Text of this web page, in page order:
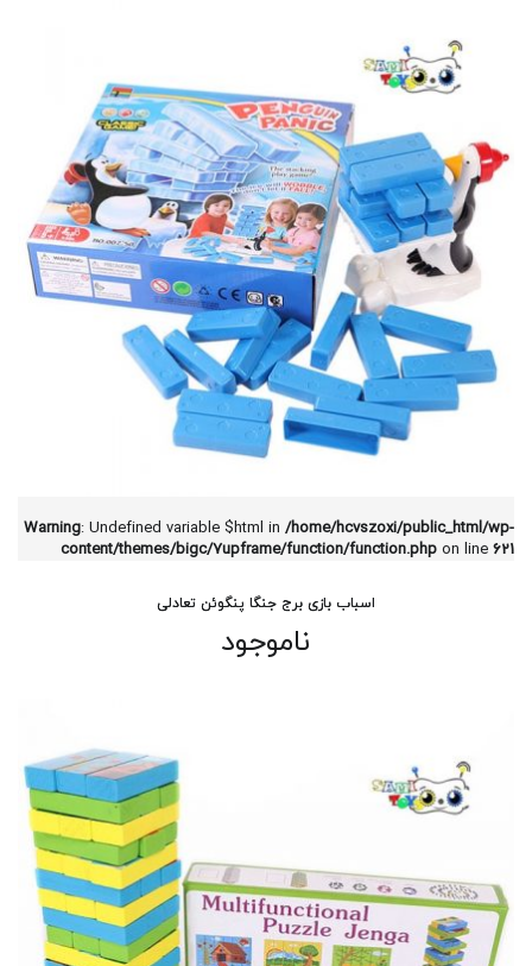
Warning: Undefined variable $html in /home/hcvszoxi/public_html/wp-
content/themes/bigc/7upframe/function/function.php on line 621
اسباب بازی برج جنگا پنگوئن تعادلی
ناموجود